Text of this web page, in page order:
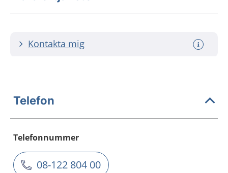
Kontakta mig
Telefon
Telefonnummer
08-122 804 00